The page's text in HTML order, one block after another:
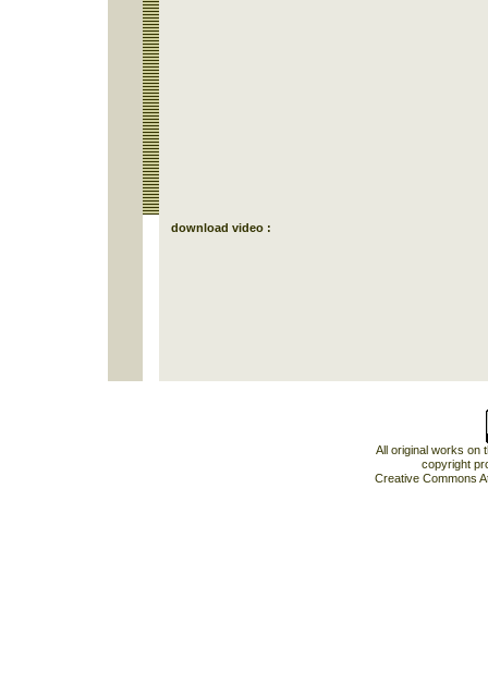
download video :
All original works on
copyright
Creative Commons